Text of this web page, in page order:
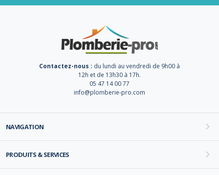
Contactez-nous : du lundi au vendredi de 9h00 à
12h et de 13h30 à 17h.
05 47 14 00 77
info@plomberie-pro.com
NAVIGATION
PRODUITS & SERVICES